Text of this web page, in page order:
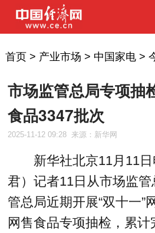
首页> 产业市场 > 中国家电>
市场监管总局专项抽
食品3347批次
2025-11-12 09:28 来源：新华网
新华社北京11月11
君）记者11日从市场监
管总局近期开展“双十一”
网售食品专项抽检，累计